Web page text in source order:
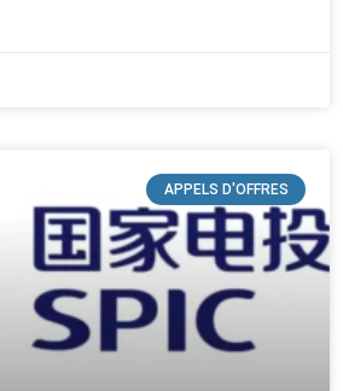
APPELS D'OFFRES